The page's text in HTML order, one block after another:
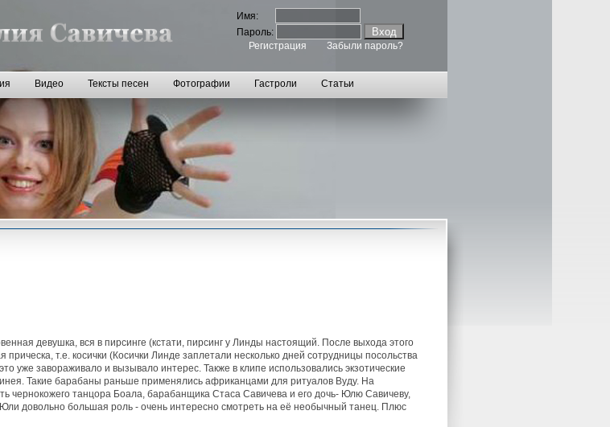
Имя:
Пароль:
Регистрация
Забыли пароль?
Видео Тексты песен Фотографии Гастроли Статьи
девушка, вся в пирсинге (кстати, пирсинг у Линды настоящий. После выхода этого
т.е. косички (Косички Линде заплетали несколько дней сотрудницы посольства
уже завораживало и вызывало интерес. Также в клипе использовались экзотические
Такие барабаны раньше применялись африканцами для ритуалов Вуду. На
чернокожего танцора Боала, барабанщика Стаса Савичева и его дочь- Юлю Савичеву,
довольно большая роль - очень интересно смотреть на её необычный танец. Плюс